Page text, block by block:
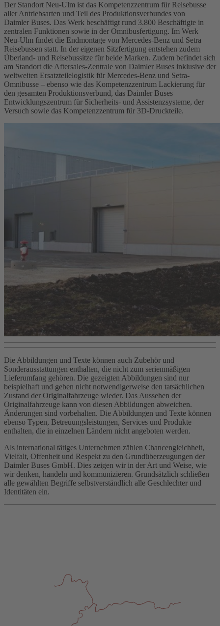
Der Standort Neu‑Ulm ist das Kompetenzzentrum für Reisebusse
aller Antriebsarten und Teil des Produktionsverbundes von
Daimler Buses. Das Werk beschäftigt rund 3.800 Beschäftigte in
zentralen Funktionen sowie in der Omnibusfertigung. Im Werk
Neu‑Ulm findet die Endmontage von Mercedes‑Benz und Setra
Reisebussen statt. In der eigenen Sitzfertigung entstehen zudem
Überland- und Reisebussitze für beide Marken. Zudem befindet sich
am Standort die Aftersales-Zentrale von Daimler Buses inklusive der
weltweiten Ersatzteilelogistik für Mercedes‑Benz und Setra-
Omnibusse – ebenso wie das Kompetenzzentrum Lackierung für
den gesamten Produktionsverbund, das Daimler Buses
Entwicklungszentrum für Sicherheits- und Assistenzsysteme, der
Versuch sowie das Kompetenzzentrum für 3D‑Druckteile.
Die Abbildungen und Texte können auch Zubehör und
Sonderausstattungen enthalten, die nicht zum serienmäßigen
Lieferumfang gehören. Die gezeigten Abbildungen sind nur
beispielhaft und geben nicht notwendigerweise den tatsächlichen
Zustand der Originalfahrzeuge wieder. Das Aussehen der
Originalfahrzeuge kann von diesen Abbildungen abweichen.
Änderungen sind vorbehalten. Die Abbildungen und Texte können
ebenso Typen, Betreuungsleistungen, Services und Produkte
enthalten, die in einzelnen Ländern nicht angeboten werden.
Als international tätiges Unternehmen zählen Chancengleichheit,
Vielfalt, Offenheit und Respekt zu den Grundüberzeugungen der
Daimler Buses GmbH. Dies zeigen wir in der Art und Weise, wie
wir denken, handeln und kommunizieren. Grundsätzlich schließen
alle gewählten Begriffe selbstverständlich alle Geschlechter und
Identitäten ein.